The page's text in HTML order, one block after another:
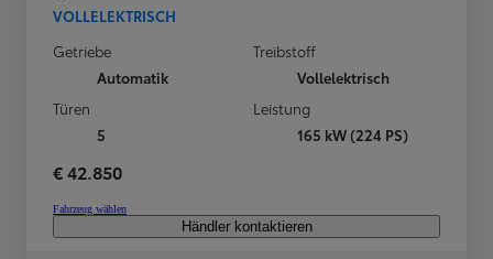
VOLLELEKTRISCH
Getriebe
Automatik
Treibstoff
Vollelektrisch
Türen
5
Leistung
165 kW (224 PS)
€ 42.850
Fahrzeug wählen
Händler kontaktieren